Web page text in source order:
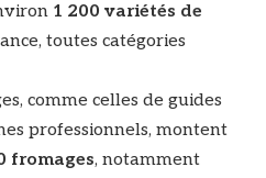
1 200 variétés de
toutes catégories
comme celles de guides
professionnels, montent
fromages, notamment